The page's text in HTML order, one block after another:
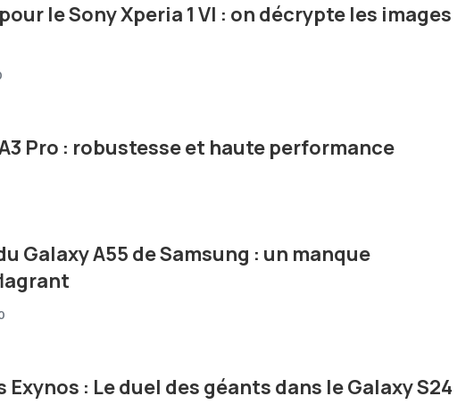
le Sony Xperia 1 VI : on décrypte les images
Pro : robustesse et haute performance
Galaxy A55 de Samsung : un manque
: Le duel des géants dans le Galaxy S24